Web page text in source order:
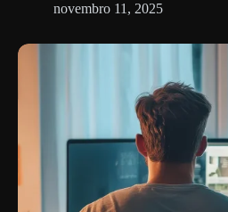
novembro 11, 2025